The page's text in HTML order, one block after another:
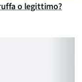
o legittimo?